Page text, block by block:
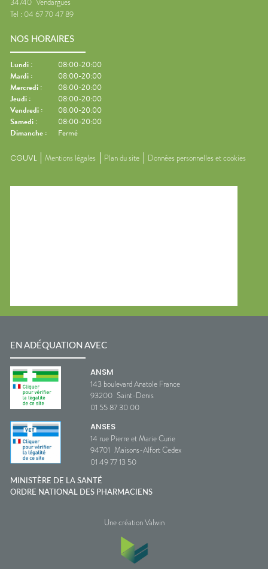
Tel : 04 67 70 47 89
NOS HORAIRES
Lundi :
08:00-20:00
Mardi :
08:00-20:00
Mercredi :
08:00-20:00
Jeudi :
08:00-20:00
Vendredi :
08:00-20:00
Samedi :
08:00-20:00
Dimanche : Fermé
CGUVL Mentions légales Plan du site Données personnelles et cookies
EN ADÉQUATION AVEC
ANSM
143 boulevard Anatole France
93200 Saint-Denis
01 55 87 30 00
ANSES
14 rue Pierre et Marie Curie
94701 Maisons-Alfort Cedex
01 49 77 13 50
MINISTÈRE DE LA SANTÉ
ORDRE NATIONAL DES PHARMACIENS
Une création Valwin